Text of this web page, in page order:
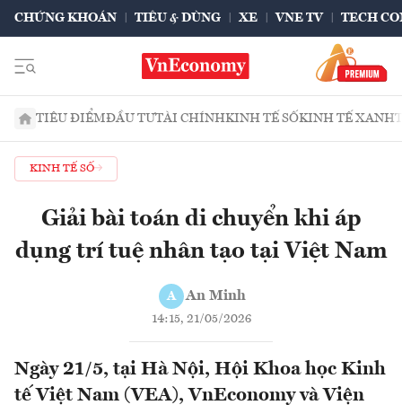
CHỨNG KHOÁN TIÊU & DÙNG XE VNE TV TECH
TIÊU ĐIỂMĐẦU TƯTÀI CHÍNHKINH TẾ SỐKINH TẾ XANH
KINH TẾ SỐ
Giải bài toán di chuyển khi áp
dụng trí tuệ nhân tạo tại Việt Nam
A An Minh
14:15, 21/05/2026
Ngày 21/5, tại Hà Nội, Hội Khoa học Kinh
tế Việt Nam (VEA), VnEconomy và Viện